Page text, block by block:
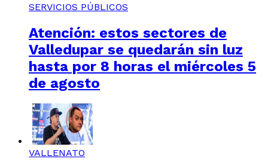
SERVICIOS PÚBLICOS
Atención: estos sectores de
Valledupar se quedarán sin luz
hasta por 8 horas el miércoles 5
de agosto
VALLENATO